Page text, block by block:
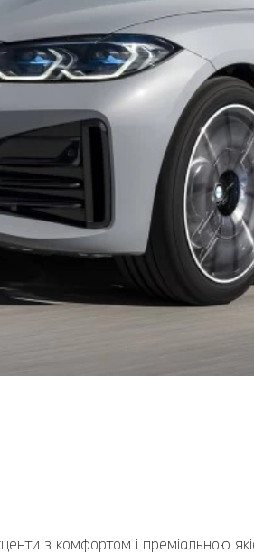
з комфортом і преміальною